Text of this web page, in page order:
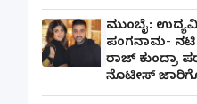
ಮುಂಬೈ:
ಪಂಗನಾಮ- ನಟಿ
ರಾಜ್ ಕುಂದ್ರಾ
ನೊಟೀಸ್